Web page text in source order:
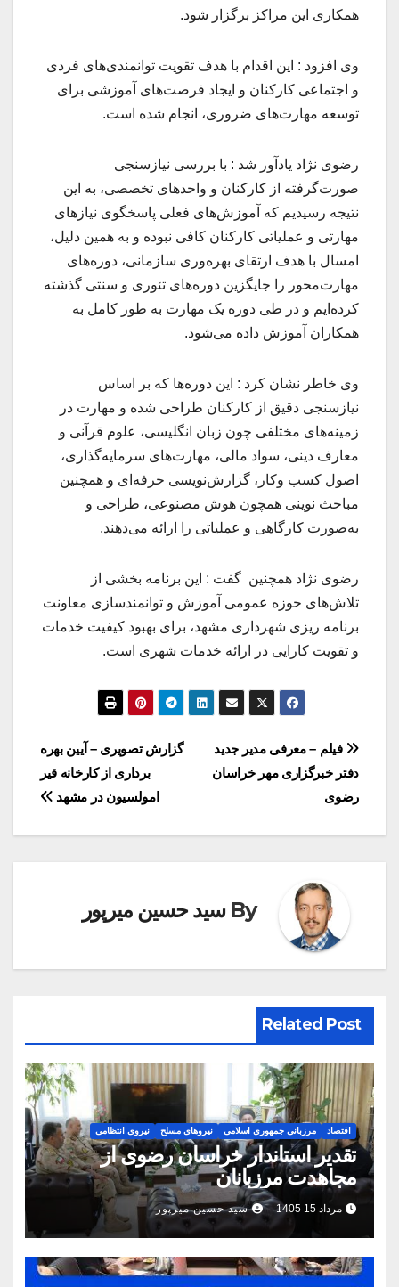
همکاری این مراکز برگزار شود.
وی افزود : این اقدام با هدف تقویت توانمندی‌های فردی
و اجتماعی کارکنان و ایجاد فرصت‌های آموزشی برای
توسعه مهارت‌های ضروری، انجام شده است.
رضوی نژاد یادآور شد : با بررسی نیازسنجی
صورت‌گرفته از کارکنان و واحدهای تخصصی، به این
نتیجه رسیدیم که آموزش‌های فعلی پاسخگوی نیازهای
مهارتی و عملیاتی کارکنان کافی نبوده و به همین دلیل،
امسال با هدف ارتقای بهره‌وری سازمانی، دوره‌های
مهارت‌محور را جایگزین دوره‌های تئوری و سنتی گذشته
کرده‌ایم و در طی دوره یک مهارت به طور کامل به
همکاران آموزش داده می‌شود.
وی خاطر نشان کرد : این دوره‌ها که بر اساس
نیازسنجی دقیق از کارکنان طراحی شده و مهارت‌ در
زمینه‌های مختلفی چون زبان انگلیسی، علوم قرآنی و
معارف دینی، سواد مالی، مهارت‌های سرمایه‌گذاری،
اصول کسب‌ وکار، گزارش‌نویسی حرفه‌ای و همچنین
مباحث نوینی همچون هوش مصنوعی، طراحی و
به‌صورت کارگاهی و عملیاتی را ارائه می‌دهند.
رضوی نژاد همچنین گفت : این برنامه بخشی از
تلاش‌های حوزه عمومی آموزش و توانمندسازی معاونت
برنامه ریزی شهرداری مشهد، برای بهبود کیفیت خدمات
و تقویت کارایی در ارائه خدمات شهری است.
راهبری
نوشته
گزارش تصویری – آیین بهره
برداری از کارخانه قیر
امولسیون در مشهد
فیلم – معرفی مدیر جدید
دفتر خبرگزاری مهر خراسان
رضوی
By سید حسین میرپور
Related Post
اقتصاد مرزبانی جمهوری اسلامی نیروهای مسلح نیروی انتظامی
تقدیر استاندار خراسان رضوی از
مجاهدت مرزبانان
مرداد 15 1405 سید حسین میرپور